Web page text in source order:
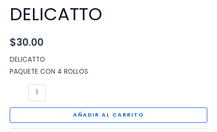
DELICATTO
$30.00
DELICATTO
PAQUETE CON 4 ROLLOS
HIGIENICO
cantidad
AÑADIR AL CARRITO